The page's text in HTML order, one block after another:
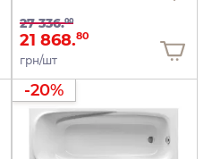
27 336.00
21 868.80
грн/шт
-20%